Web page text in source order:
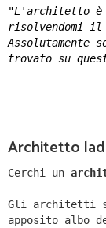
"L'architetto è
risolvendomi il
Assolutamente
trovato su
Architetto
Cerchi un
Gli architetti
apposito albo